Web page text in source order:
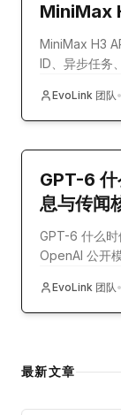
MiniMax
MiniMax H3
ID、异步任务
EvoLink 团队•
model-
GPT-6
息与传闻
GPT-6 什么
OpenAI 公开
EvoLink 团队•
最新文章